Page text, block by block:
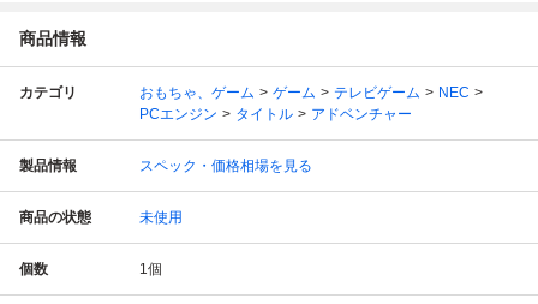
商品情報
カテゴリ おもちゃ、ゲーム ゲーム テレビゲーム
NEC
PCエンジン
タイトル アドベンチャー
製品情報 スペック・価格相場を見る
商品の状態 未使用
個数 1個